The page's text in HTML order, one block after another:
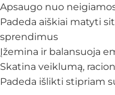
Apsaugo nuo
Padeda aiškiai matyti
sprendimus
Įžemina ir balansuoja
Skatina veiklumą,
Padeda išlikti stipriam